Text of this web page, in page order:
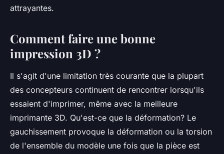
attrayantes.
Comment faire une bonne
impression 3D ?
Il s'agit d'une limitation très courante que la plupart
des concepteurs continuent de rencontrer lorsqu'ils
essaient d'imprimer, même avec la meilleure
imprimante 3D. Qu'est-ce que la déformation? Le
gauchissement provoque la déformation ou la torsion
de l'ensemble du modèle une fois que la pièce est